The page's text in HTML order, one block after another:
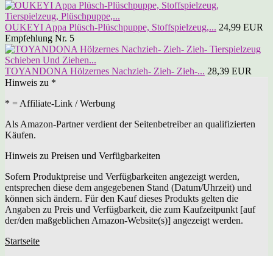
OUKEYI Appa Plüsch-Plüschpuppe, Stoffspielzeug,... 24,99 EUR
Empfehlung Nr. 5
TOYANDONA Hölzernes Nachzieh- Zieh- Zieh-... 28,39 EUR
Hinweis zu *
* = Affiliate-Link / Werbung
Als Amazon-Partner verdient der Seitenbetreiber an qualifizierten
Käufen.
Hinweis zu Preisen und Verfügbarkeiten
Sofern Produktpreise und Verfügbarkeiten angezeigt werden,
entsprechen diese dem angegebenen Stand (Datum/Uhrzeit) und
können sich ändern. Für den Kauf dieses Produkts gelten die
Angaben zu Preis und Verfügbarkeit, die zum Kaufzeitpunkt [auf
der/den maßgeblichen Amazon-Website(s)] angezeigt werden.
Startseite